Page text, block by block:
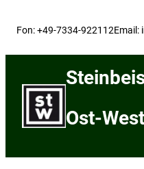
Fon: +49-7334-922112Email:
Ost-